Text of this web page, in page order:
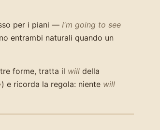
per i piani — I'm going to see
entrambi naturali quando un
forme, tratta il will della
) e ricorda la regola: niente will